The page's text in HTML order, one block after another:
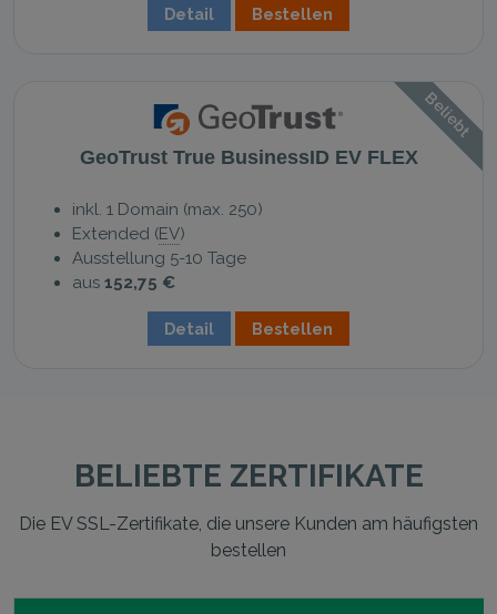
Detail Bestellen
Beliebt
GeoTrust True BusinessID EV FLEX
inkl. 1 Domain (max. 250)
Extended (EV)
Ausstellung 5-10 Tage
aus 152,75 €
Detail Bestellen
BELIEBTE ZERTIFIKATE
Die EV SSL-Zertifikate, die unsere Kunden am häufigsten
bestellen